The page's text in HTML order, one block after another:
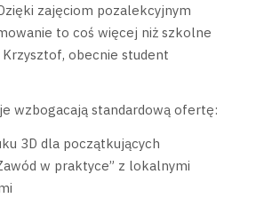
zajęciom pozalekcyjnym
to coś więcej niż szkolne
Krzysztof, obecnie student
wzbogacają standardową ofertę:
3D dla początkujących
w praktyce” z lokalnymi